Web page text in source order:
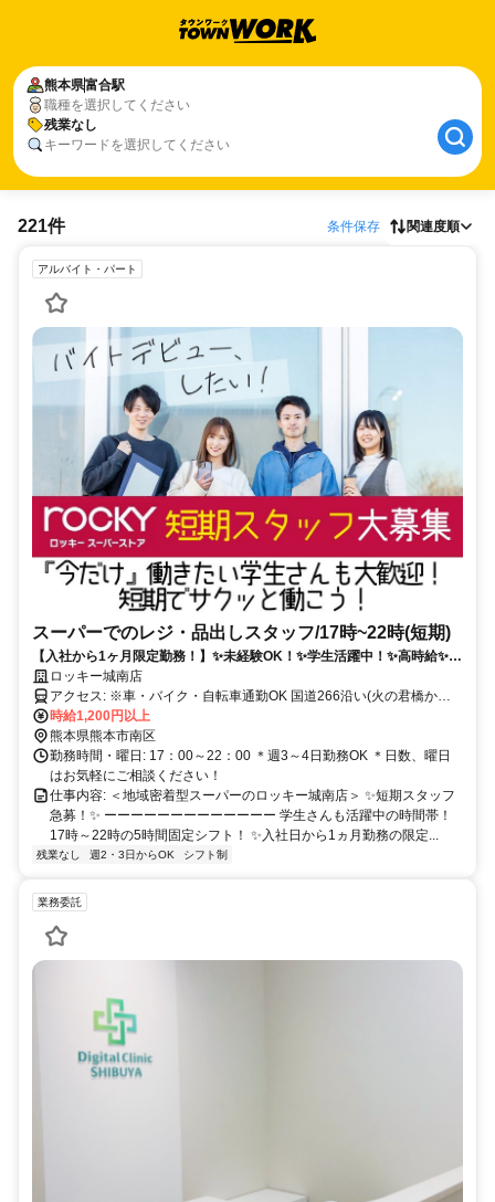
熊本県富合駅
職種を選択してください
残業なし
キーワードを選択してください
221件 条件保存 関連度順
アルバイト・パート
スーパーでのレジ・品出しスタッフ/17時~22時(短期)
【入社から1ヶ月限定勤務！】✨未経験OK！✨学生活躍中！✨高時給✨週
3～4日程度✨バイク・自転車通勤OK
ロッキー城南店
アクセス: ※車・バイク・自転車通勤OK 国道266沿い(火の君橋から
車ですぐ）
時給1,200円以上
熊本県熊本市南区
勤務時間・曜日: 17：00～22：00 ＊週3～4日勤務OK ＊日数、曜日
はお気軽にご相談ください！
仕事内容: ＜地域密着型スーパーのロッキー城南店＞ ✨短期スタッフ
急募！✨ ーーーーーーーーーーーーー 学生さんも活躍中の時間帯！
17時～22時の5時間固定シフト！ ✨入社日から1ヵ月勤務の限定...
残業なし 週2・3日からOK シフト制
業務委託